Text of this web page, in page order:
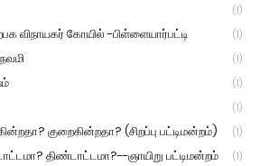
(1)
விநாயகர் கோயில் -பிள்ளையார்பட்டி (1)
(1)
(1)
(1)
குறைகின்றதா? (சிறப்பு பட்டிமன்றம்) (1)
திண்டாட்டமா?--ஞாயிறு பட்டிமன்றம் (1)